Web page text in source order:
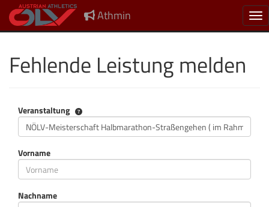
Athmin
Fehlende Leistung melden
Veranstaltung
Vorname
Nachname